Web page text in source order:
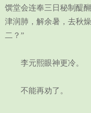
馔堂会连奉三日秘制醍
津润肺，解余暑，去秋
二？”
李元熙眼神更冷。
不能再劝了。